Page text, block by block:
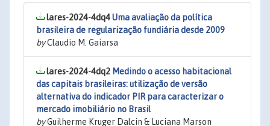
lares-2024-4dq4Uma avaliação da política
brasileira de regularização fundiária desde 2009
byClaudio M. Gaiarsa
lares-2024-4dq2 Medindo o acesso habitacional
das capitais brasileiras: utilização de versão
alternativa do indicador PIR para caracterizar o
mercado imobiliário no Brasil
byGuilherme Kruger Dalcin & Luciana Marson